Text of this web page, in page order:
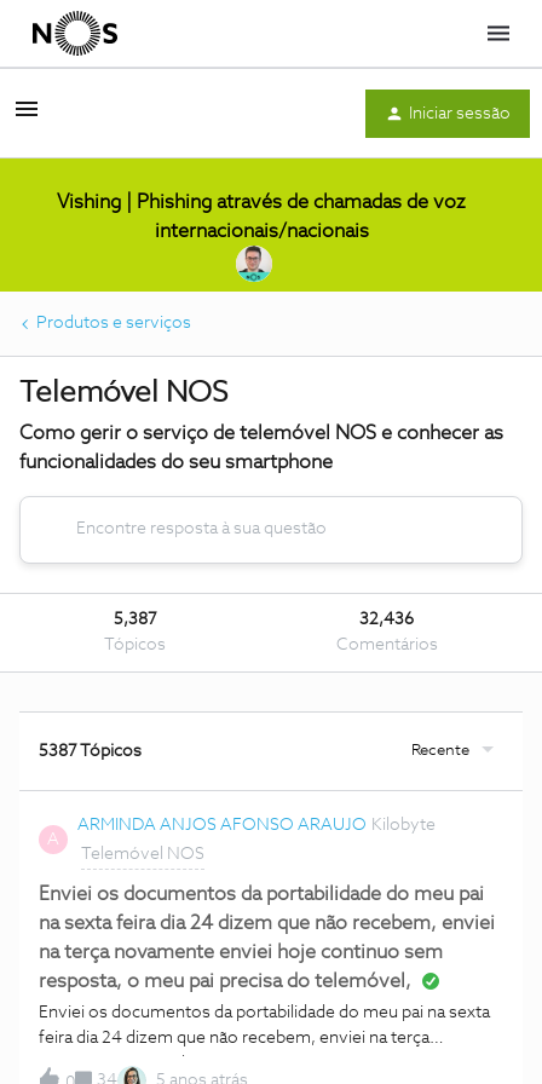
Menu
Iniciar sessão
Vishing | Phishing através de chamadas de voz
internacionais/nacionais
Produtos e serviços
Telemóvel NOS
Como gerir o serviço de telemóvel NOS e conhecer as
funcionalidades do seu smartphone
5,387
Tópicos
32,436
Comentários
5387 Tópicos Recente
A
ARMINDA ANJOS AFONSO ARAUJO Kilobyte
Telemóvel NOS
Enviei os documentos da portabilidade do meu pai
na sexta feira dia 24 dizem que não recebem, enviei
na terça novamente enviei hoje continuo sem
resposta, o meu pai precisa do telemóvel,
Enviei os documentos da portabilidade do meu pai na sexta
feira dia 24 dizem que não recebem, enviei na terça
novamente enviei hoje continuo sem resposta, o meu pai
34 5 anos atrás